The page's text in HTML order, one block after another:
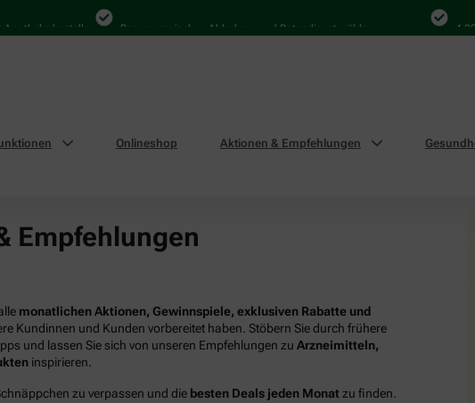
bestellen Bequem zwischen Abholung und Botendienst wählen 4.000
Onlineshop Aktionen & Empfehlungen
Empfehlungen
monatlichen Aktionen, Gewinnspiele, exklusiven Rabatte und
Kundinnen und Kunden vorbereitet haben. Stöbern Sie durch frühere
und lassen Sie sich von unseren Empfehlungen zu Arzneimitteln,
inspirieren.
zu verpassen und die besten Deals jeden Monatzu finden.